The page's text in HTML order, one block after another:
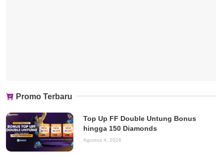
Promo Terbaru
Top Up FF Double Untung Bonus
hingga 150 Diamonds
Agustus 4, 2026